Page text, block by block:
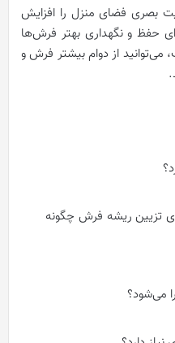
بصری فضای منزل را افزایش
حفظ و نگهداری بهتر فرش‌ها
از دوام بیشتر فرش و
تزیین ریشه فرش چگونه
می‌شود؟